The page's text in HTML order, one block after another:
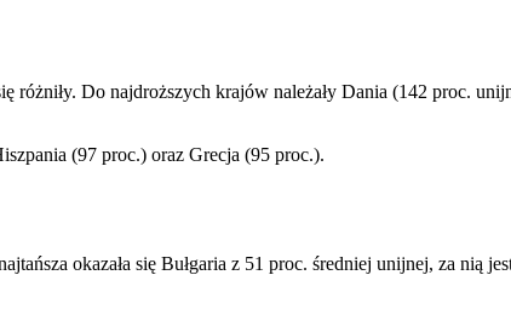
Do najdroższych krajów należały Dania (142 proc.
(97 proc.) oraz Grecja (95 proc.).
okazała się Bułgaria z 51 proc. średniej unijnej, za nią